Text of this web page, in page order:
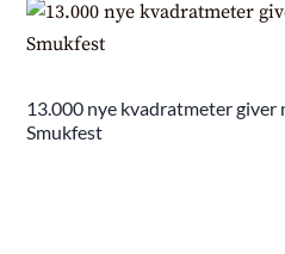
13.000 nye kvadratmeter giver
Smukfest